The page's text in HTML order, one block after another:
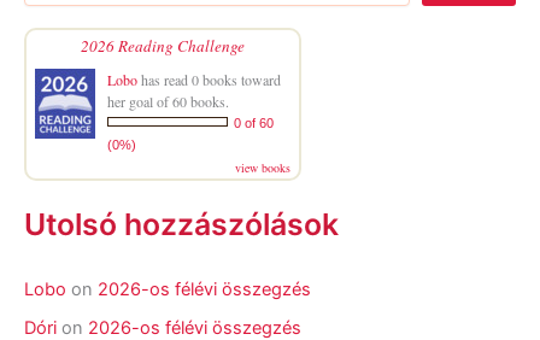
2026 Reading Challenge
Lobohas read 0 books toward
her goal of 60 books.
0 of 60
(0%)
view books
Utolsó hozzászólások
Lobo on 2026-os félévi összegzés
Dóri on 2026-os félévi összegzés